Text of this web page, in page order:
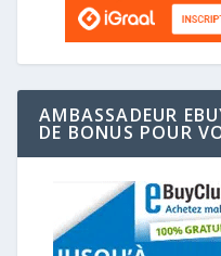
AMBASSADEUR
DE BONUS POUR